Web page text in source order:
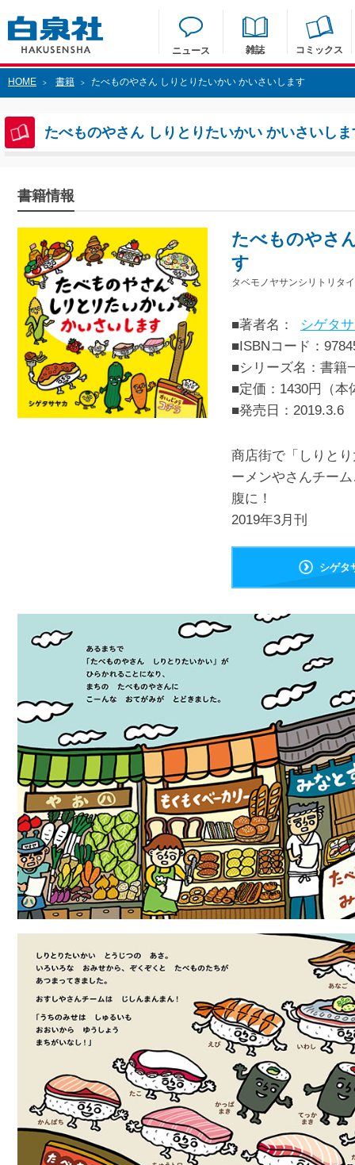
ニュース 雑誌 コミックス
HOME > 書籍 > たべものやさん しりとりたいかい かいさいします
たべものやさん しりとりたいかい かいさいしま
書籍情報
たべものやさ
す
タベモノヤサンシリトリタ
■著者名：
シゲタ
■ISBNコード：
■シリーズ名：書籍
■定価：1430円（本
■発売日： 2019.3.6
商店街で「しりと
ーメンやさんチー
腹に！
2019年3月刊
シゲタ